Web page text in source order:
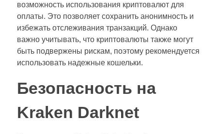
возможность использования криптовалют для
оплаты. Это позволяет сохранить анонимность и
избежать отслеживания транзакций. Однако
важно учитывать, что криптовалюты также могут
быть подвержены рискам, поэтому рекомендуется
использовать надежные кошельки.
Безопасность на
Kraken Darknet